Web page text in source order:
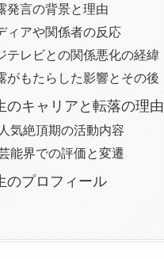
発言の背景と理由
ィアや関係者の反応
テレビとの関係悪化の経緯
がもたらした影響とその後
のキャリアと転落の理由
気絶頂期の活動内容
能界での評価と変遷
のプロフィール